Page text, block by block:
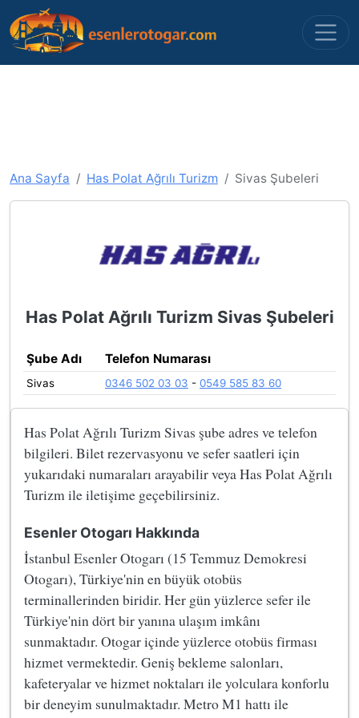
Ana Sayfa Has Polat Ağrılı Turizm Sivas Şubeleri
Has Polat Ağrılı Turizm Sivas Şubeleri
Şube Adı Telefon Numarası
Sivas 0346 502 03 03 - 0549 585 83 60
Has Polat Ağrılı Turizm Sivas şube adres ve telefon
bilgileri. Bilet rezervasyonu ve sefer saatleri için
yukarıdaki numaraları arayabilir veya Has Polat Ağrılı
Turizm ile iletişime geçebilirsiniz.
Esenler Otogarı Hakkında
İstanbul Esenler Otogarı (15 Temmuz Demokresi
Otogarı), Türkiye'nin en büyük otobüs
terminallerinden biridir. Her gün yüzlerce sefer ile
Türkiye'nin dört bir yanına ulaşım imkânı
sunmaktadır. Otogar içinde yüzlerce otobüs firması
hizmet vermektedir. Geniş bekleme salonları,
kafeteryalar ve hizmet noktaları ile yolculara konforlu
bir deneyim sunulmaktadır. Metro M1 hattı ile